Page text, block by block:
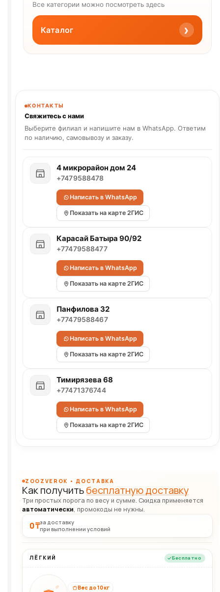
Все категории можно посмотреть здесь
Каталог ›
КОНТАКТЫ
Свяжитесь с нами
Выберите филиал и напишите нам в WhatsApp. Ответим
по наличию, самовывозу и заказу.
4 микрорайон дом 24
+7479588478
Написать в WhatsApp
Показать на карте 2ГИС
Карасай Батыра 90/92
+77479588477
Написать в WhatsApp
Показать на карте 2ГИС
Панфилова 32
+77479588467
Написать в WhatsApp
Показать на карте 2ГИС
Тимирязева 68
+77471376744
Написать в WhatsApp
Показать на карте 2ГИС
ZOOZVEROK • ДОСТАВКА
Как получитьбесплатную доставку
Три простых порога по весу и сумме. Скидка применяется
автоматически, промокоды не нужны.
0 ₸за доставку
при выполнении условий
ЛЁГКИЙ Бесплатно
Вес до 10 кг